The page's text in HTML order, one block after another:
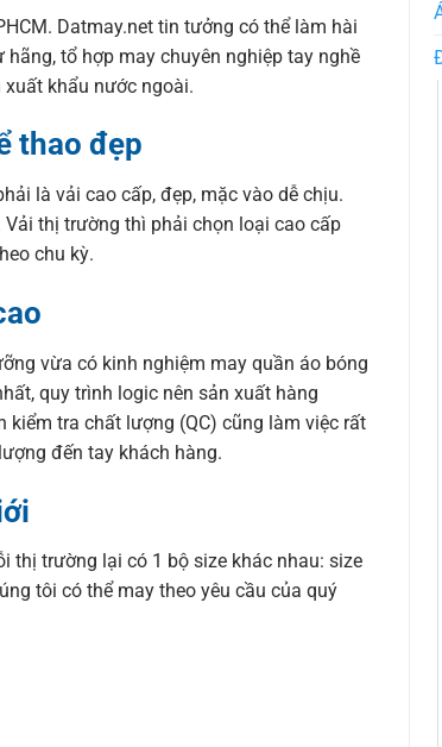
Datmay.net tin tưởng có thể làm hài
tổ hợp may chuyên nghiệp tay nghề
khẩu nước ngoài.
thao đẹp
là vải cao cấp, đẹp, mặc vào dễ chịu.
thị trường thì phải chọn loại cao cấp
chu kỳ.
vừa có kinh nghiệm may quần áo bóng
quy trình logic nên sản xuất hàng
tra chất lượng (QC) cũng làm việc rất
đến tay khách hàng.
thị trường lại có 1 bộ size khác nhau: size
tôi có thể may theo yêu cầu của quý